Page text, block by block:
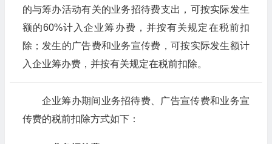
的与筹办活动有关的业务招待费支出，可按实际发生
额的60%计入企业筹办费，并按有关规定在税前扣
除；发生的广告费和业务宣传费，可按实际发生额计
入企业筹办费，并按有关规定在税前扣除。
企业筹办期间业务招待费、广告宣传费和业务宣
传费的税前扣除方式如下：